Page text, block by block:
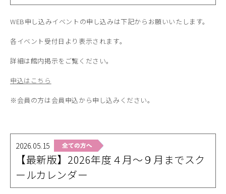
WEB申し込みイベントの申し込みは下記からお願いいたします。
各イベント受付日より表示されます。
詳細は館内掲示をご覧ください。
申込はこちら
※会員の方は会員申込から申し込みください。
2026.05.15
【最新版】2026年度４月～９月までスク
ールカレンダー